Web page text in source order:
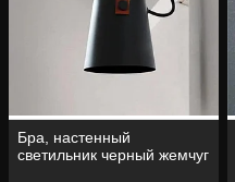
Бра, настенный
светильник черный жемчуг